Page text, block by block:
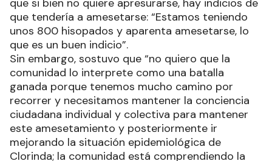
que si bien no quiere apresurarse, hay indicios de
que tendería a amesetarse: “Estamos teniendo
unos 800 hisopados y aparenta amesetarse, lo
que es un buen indicio”.
Sin embargo, sostuvo que “no quiero que la
comunidad lo interprete como una batalla
ganada porque tenemos mucho camino por
recorrer y necesitamos mantener la conciencia
ciudadana individual y colectiva para mantener
este amesetamiento y posteriormente ir
mejorando la situación epidemiológica de
Clorinda; la comunidad está comprendiendo la